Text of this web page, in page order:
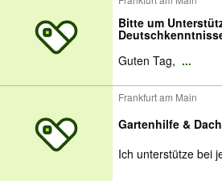
Bitte um
Guten Tag, ...
Frankfurt am Main
Gartenhilfe &
Ich unterstütze bei